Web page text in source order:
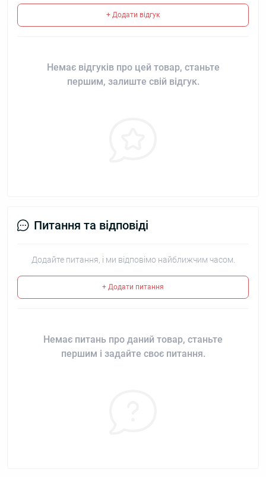
+ Додати відгук
Немає відгуків про цей товар, станьте
першим, залиште свій відгук.
Питання та відповіді
Додайте питання, і ми відповімо найближчим часом.
+ Додати питання
Немає питань про даний товар, станьте
першим і задайте своє питання.